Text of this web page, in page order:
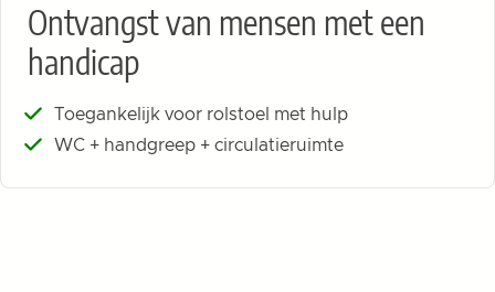
Ontvangst van mensen met een
handicap
Toegankelijk voor rolstoel met hulp
WC + handgreep + circulatieruimte